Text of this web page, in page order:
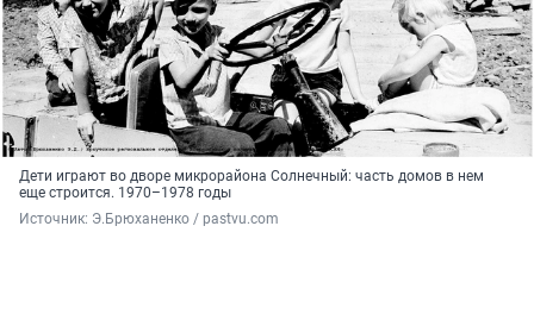
Дети играют во дворе микрорайона Солнечный: часть домов в нем
еще строится. 1970–1978 годы
Источник: Э.Брюханенко / pastvu.com